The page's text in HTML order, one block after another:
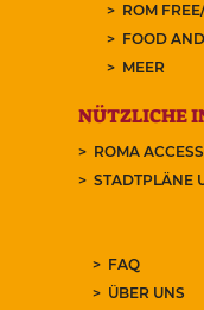
ROM
FOOD
MEER
NÜTZLICHE
ROMA
STADTPLÄNE
FAQ
ÜBER UNS